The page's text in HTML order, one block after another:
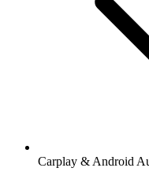
Carplay & Android